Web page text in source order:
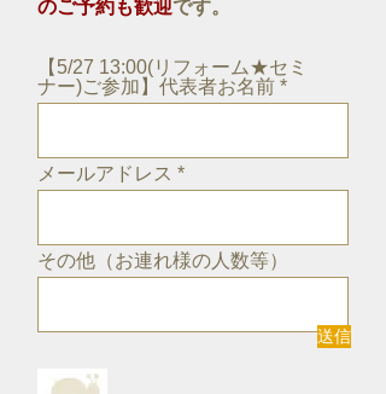
のご予約も歓迎です。
【5/27 13:00(リフォーム★セミ
ナー)ご参加】代表者お名前
メールアドレス
その他（お連れ様の人数等）
送信